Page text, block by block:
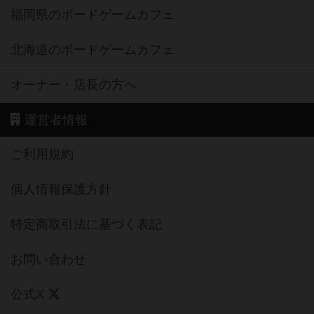
福岡県のボードゲームカフェ
北海道のボードゲームカフェ
オーナー・店長の方へ
運営者情報
ご利用規約
個人情報保護方針
特定商取引法に基づく表記
お問い合わせ
公式X